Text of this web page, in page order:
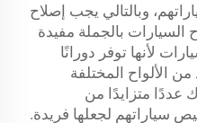
وبالتالي يجب إصلاح
السيارات بالجملة مفيدة
لأنها توفر دورانًا
الألواح المختلفة
عددًا متزايدًا من
سياراتهم لجعلها فريدة.